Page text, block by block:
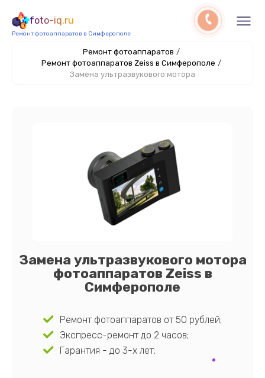
foto-iq.ru
Ремонт фотоаппаратов в Симферополе
Ремонт фотоаппаратов /
Ремонт фотоаппаратов Zeiss в Симферополе /
Замена ультразвукового мотора
Замена ультразвукового мотора
фотоаппаратов Zeiss в
Симферополе
Ремонт фотоаппаратов от 50 рублей;
Экспресс-ремонт до 2 часов;
Гарантия - до 3-х лет;